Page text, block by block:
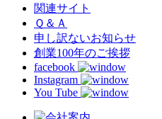
関連サイト
Ｑ＆Ａ
申し訳ないお知らせ
創業100年のご挨拶
facebook
Instagram
You Tube